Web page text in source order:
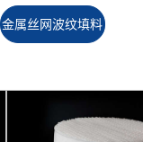
金属丝网波纹填料